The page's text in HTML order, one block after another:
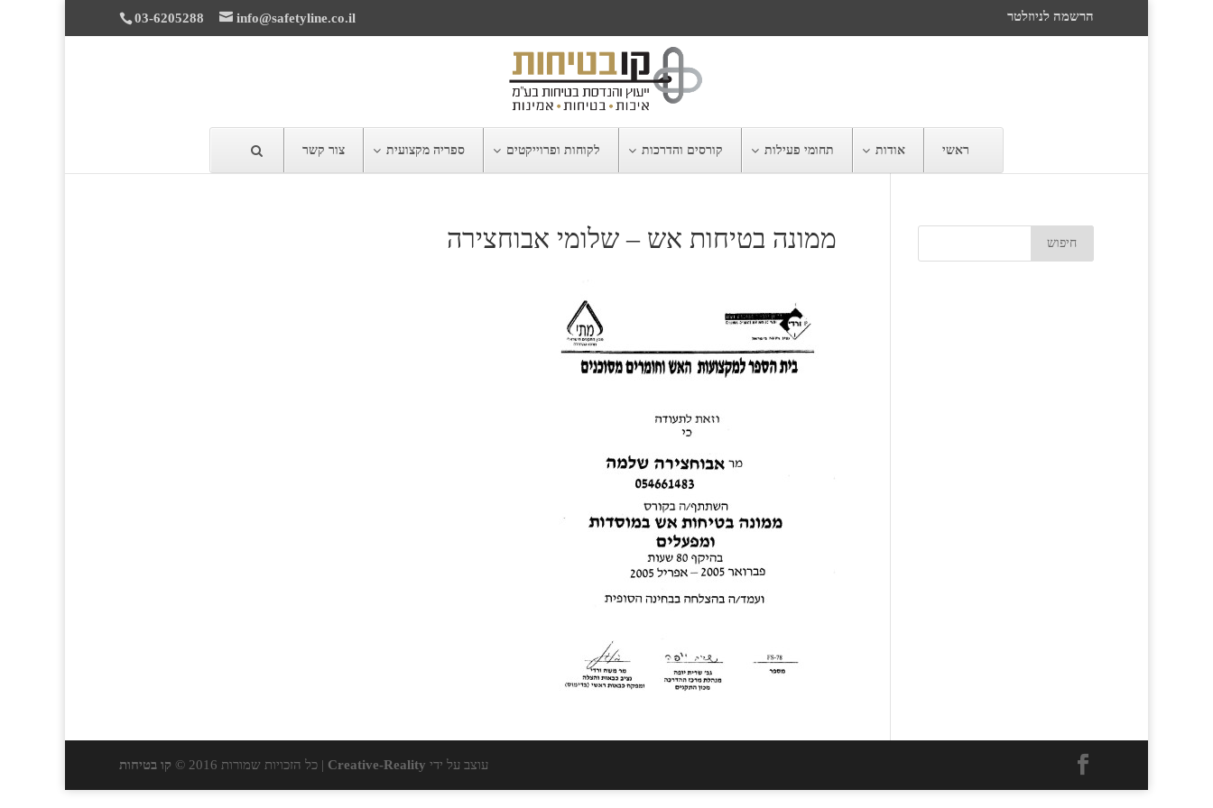
03-6205288 info@safetyline.co.il הרשמה לניוזלטר
ראשי אודות תחומי פעילות קורסים והדרכות לקוחות ופרוייקטים ספריה מקצועית צור קשר
ממונה בטיחות אש – שלומי אבוחצירה
עוצב על ידי Creative-Reality | כל הזכויות שמורות 2016 © קו בטיחות